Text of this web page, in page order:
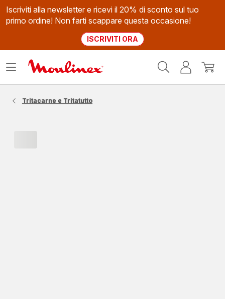
Iscriviti alla newsletter e ricevi il 20% di sconto sul tuo
primo ordine! Non farti scappare questa occasione!
ISCRIVITI ORA
Il
Apri
Tritacarne e Tritatutto